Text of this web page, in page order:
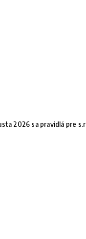
2026 sa pravidlá pre